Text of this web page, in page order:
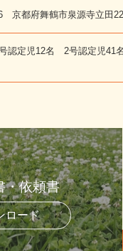
京都府舞鶴市泉源寺立田
認定児12名 2号認定児41
・依頼書
ロード